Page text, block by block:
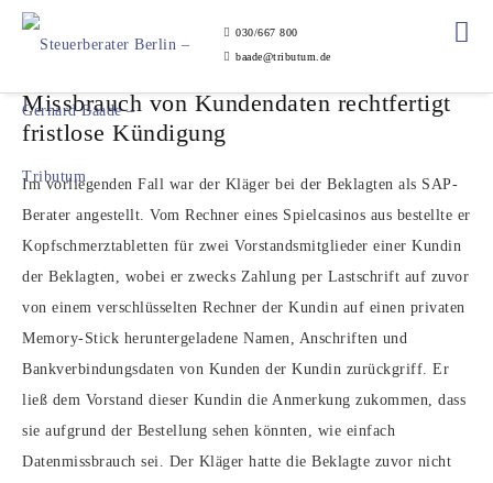
030/667 800
baade@tributum.de
Missbrauch von Kundendaten rechtfertigt
fristlose Kündigung
Im vorliegenden Fall war der Kläger bei der Beklagten als SAP-
Berater angestellt. Vom Rechner eines Spielcasinos aus bestellte er
Kopfschmerztabletten für zwei Vorstandsmitglieder einer Kundin
der Beklagten, wobei er zwecks Zahlung per Lastschrift auf zuvor
von einem verschlüsselten Rechner der Kundin auf einen privaten
Memory-Stick heruntergeladene Namen, Anschriften und
Bankverbindungsdaten von Kunden der Kundin zurückgriff. Er
ließ dem Vorstand dieser Kundin die Anmerkung zukommen, dass
sie aufgrund der Bestellung sehen könnten, wie einfach
Datenmissbrauch sei. Der Kläger hatte die Beklagte zuvor nicht